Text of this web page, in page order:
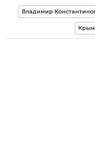
Владимир
Крым